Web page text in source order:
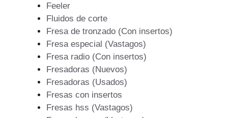
Feeler
Fluidos de corte
Fresa de tronzado (Con insertos)
Fresa especial (Vastagos)
Fresa radio (Con insertos)
Fresadoras (Nuevos)
Fresadoras (Usados)
Fresas con insertos
Fresas hss (Vastagos)